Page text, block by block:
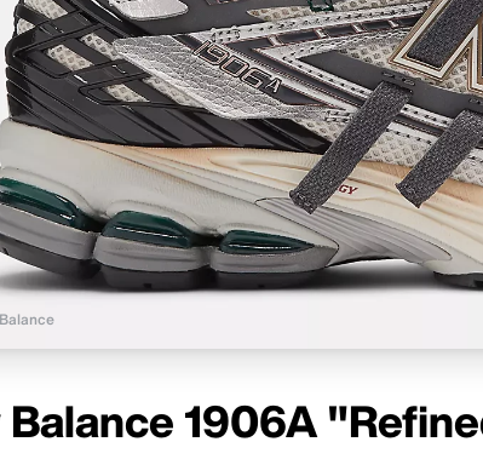
Balance 1906A